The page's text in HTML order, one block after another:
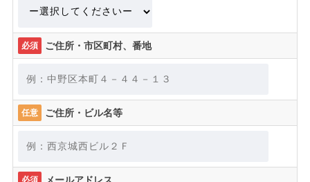
必須 ご住所・市区町村、番地
任意 ご住所・ビル名等
必須